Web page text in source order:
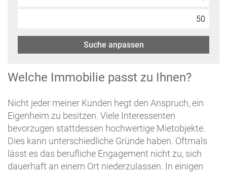
Suche anpassen
Welche Immobilie passt zu Ihnen?
Nicht jeder meiner Kunden hegt den Anspruch, ein
Eigenheim zu besitzen. Viele Interessenten
bevorzugen stattdessen hochwertige Mietobjekte.
Dies kann unterschiedliche Gründe haben. Oftmals
lässt es das berufliche Engagement nicht zu, sich
dauerhaft an einem Ort niederzulassen. In einigen